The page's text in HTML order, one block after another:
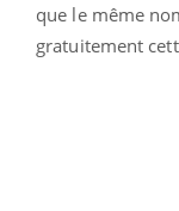
que le même
gratuitement